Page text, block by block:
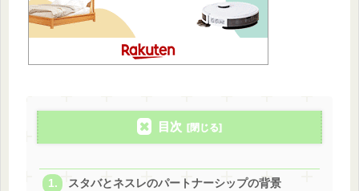
目次
スタバとネスレのパートナーシップの背景